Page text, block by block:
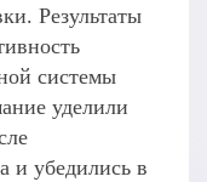
Результаты
системы
уделили
и убедились в